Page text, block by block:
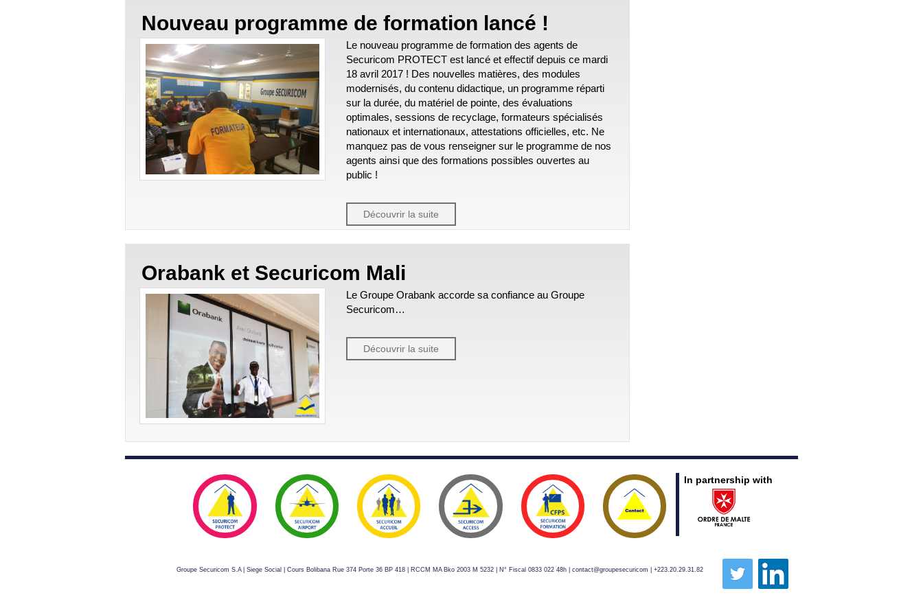
Nouveau programme de formation lancé !
Le nouveau programme de formation des agents de
Securicom PROTECT est lancé et effectif depuis ce mardi
18 avril 2017 ! Des nouvelles matières, des modules
modernisés, du contenu didactique, un programme réparti
sur la durée, du matériel de pointe, des évaluations
optimales, sessions de recyclage, formateurs spécialisés
nationaux et internationaux, attestations officielles, etc. Ne
manquez pas de vous renseigner sur le programme de nos
agents ainsi que des formations possibles ouvertes au
public !
Découvrir la suite
Orabank et Securicom Mali
Le Groupe Orabank accorde sa confiance au Groupe
Securicom…
Découvrir la suite
In partnership with
Groupe Securicom S.A | Siege Social | Cours Bolibana Rue 374 Porte 36 BP 418 | RCCM MA Bko 2003 M 5232 | N° Fiscal 0833 022 48h | contact@groupesecuricom | +223.20.29.31.82